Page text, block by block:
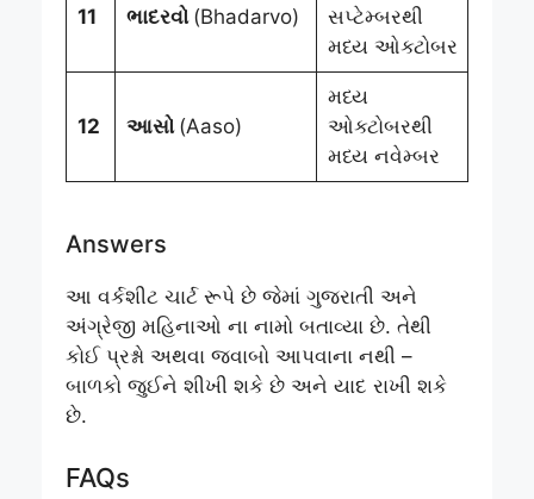
11 ભાદરવો (Bhadarvo)
સપ્ટેમ્બરથી
મધ્ય ઓક્ટોબર
12 આસો (Aaso)
મધ્ય
ઓક્ટોબરથી
મધ્ય નવેમ્બર
Answers
આ વર્કશીટ ચાર્ટ રૂપે છે જેમાં ગુજરાતી અને
અંગ્રેજી મહિનાઓ ના નામો બતાવ્યા છે. તેથી
કોઈ પ્રશ્નો અથવા જવાબો આપવાના નથી –
બાળકો જુઈને શીખી શકે છે અને યાદ રાખી શકે
છે.
FAQs